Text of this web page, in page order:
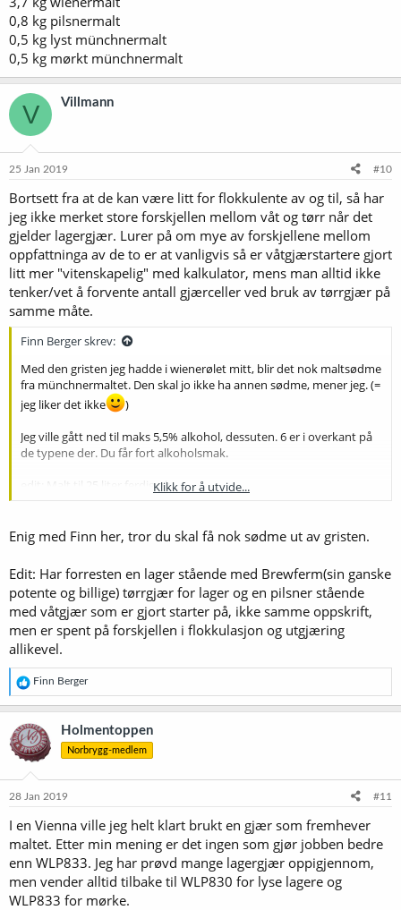
0,8 kg pilsnermalt
0,5 kg lyst münchnermalt
0,5 kg mørkt münchnermalt
V Villmann
25 Jan 2019 #10
Bortsett fra at de kan være litt for flokkulente av og til, så har
jeg ikke merket store forskjellen mellom våt og tørr når det
gjelder lagergjær. Lurer på om mye av forskjellene mellom
oppfattninga av de to er at vanligvis så er våtgjærstartere gjort
litt mer "vitenskapelig" med kalkulator, mens man alltid ikke
tenker/vet å forvente antall gjærceller ved bruk av tørrgjær på
samme måte.
Finn Berger skrev:
Med den gristen jeg hadde i wienerølet mitt, blir det nok maltsødme
fra münchnermaltet. Den skal jo ikke ha annen sødme, mener jeg. (=
jeg liker det ikke
)
Jeg ville gått ned til maks 5,5% alkohol, dessuten. 6 er i overkant på
de typene der. Du får fort alkoholsmak.
edit: Malt til 25 liter ferdig øl:
0,8 kg pilsnermalt
0,5 kg lyst münchnermalt
0,5 kg mørkt münchnermalt
Klikk for å utvide...
Enig med Finn her, tror du skal få nok sødme ut av gristen.
Edit: Har forresten en lager stående med Brewferm(sin ganske
potente og billige) tørrgjær for lager og en pilsner stående
med våtgjær som er gjort starter på, ikke samme oppskrift,
men er spent på forskjellen i flokkulasjon og utgjæring
allikevel.
R
e
a
k
s
j
o
e
Finn Berger
Holmentoppen
Norbrygg-medlem
28 Jan 2019 #11
I en Vienna ville jeg helt klart brukt en gjær som fremhever
maltet. Etter min mening er det ingen som gjør jobben bedre
enn WLP833. Jeg har prøvd mange lagergjær oppigjennom,
men vender alltid tilbake til WLP830 for lyse lagere og
WLP833 for mørke.